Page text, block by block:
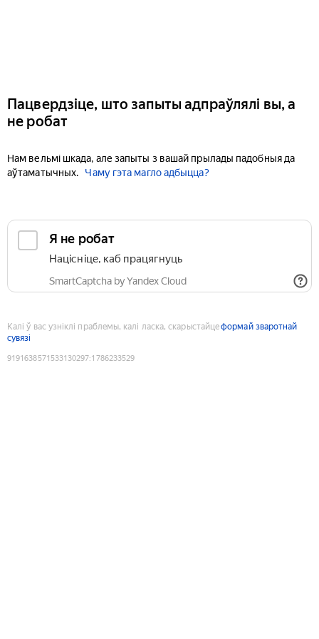
Пацвердзіце, што запыты адпраўлялі вы, а
не робат
Нам вельмі шкада, але запыты з вашай прылады падобныя да
аўтаматычных.
Чаму гэта магло адбыцца?
Я не робат
Націсніце, каб працягнуць
SmartCaptcha by Yandex Cloud
Калі ў вас узніклі праблемы, калі ласка, скарыстайцеформай зваротнай
сувязі
9191638571533130297:1786233529